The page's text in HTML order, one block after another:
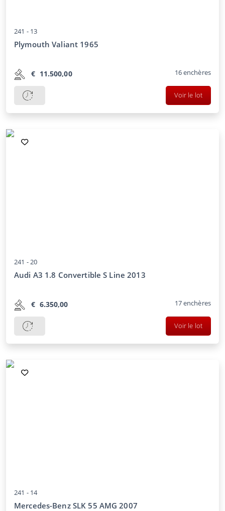
241 - 13
Plymouth Valiant 1965
€ 11.500,00 16enchères
Voir le lot
241 -20
Audi A3 1.8 Convertible S Line 2013
€ 6.350,00 17enchères
Voir le lot
241 - 14
Mercedes-Benz SLK 55 AMG 2007